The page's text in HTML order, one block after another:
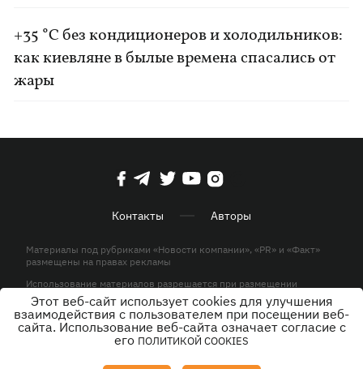
+35 °C без кондиционеров и холодильников:
как киевляне в былые времена спасались от
жары
Контакты Авторы
Материалы под рубриками «Новости компании», «PR» и «Факт»
размещены на правах рекламы
Использование материалов разрешается при размещении
активной гиперссылки на KP.UA в первом абзаце.
© ООО «ЮЛАВ МЕДИА»,2026. Все права защищены.
Этот веб-сайт использует cookies для улучшения
взаимодействия с пользователем при посещении веб-
сайта. Использование веб-сайта означает согласие с
его ПОЛИТИКОЙ COOKIES